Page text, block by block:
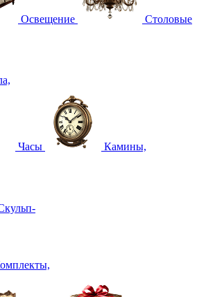
Освещение Столовые
Часы Камины,